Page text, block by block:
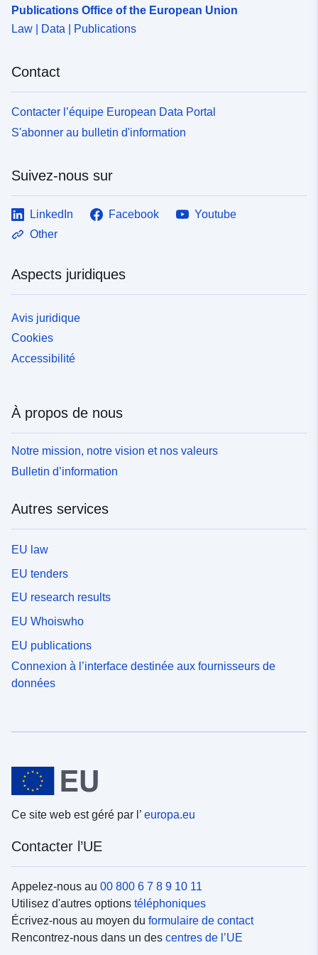
Publications Office of the European Union
Law | Data | Publications
Contact
Contacter l’équipe European Data Portal
S'abonner au bulletin d'information
Suivez-nous sur
LinkedIn Facebook
Youtube
Other
Aspects juridiques
Avis juridique
Cookies
Accessibilité
À propos de nous
Notre mission, notre vision et nos valeurs
Bulletin d’information
Autres services
EU law
EU tenders
EU research results
EU Whoiswho
EU publications
Connexion à l’interface destinée aux fournisseurs de
données
Ce site web est géré par l’ europa.eu
Contacter l’UE
Appelez-nous au 00 800 6 7 8 9 10 11
Utilisez d'autres options téléphoniques
Écrivez-nous au moyen du formulaire de contact
Rencontrez-nous dans un des centres de l’UE